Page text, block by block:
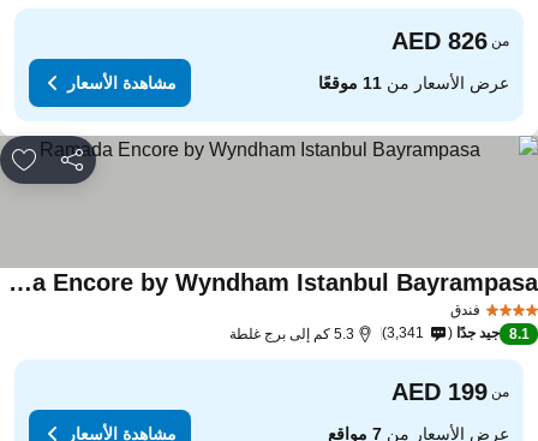
من
عرض الأسعار من11 موقعًا مشاهدة الأسعار
مشاركة
فندق
Ramada Encore by Wyndham Istanbul Bayrampasa
8.1 جيد جدًا 3,341 5.3 كم إلى برج غلطة
من
عرض الأسعار من7 مواقع مشاهدة الأسعار